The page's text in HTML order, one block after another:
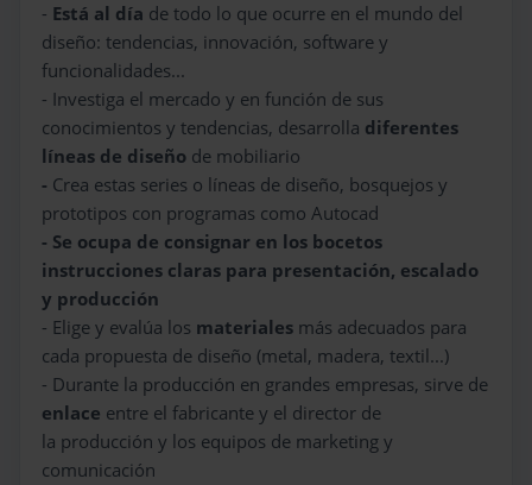
- Está al día de todo lo que ocurre en el mundo del
diseño: tendencias, innovación, software y
funcionalidades...
- Investiga el mercado y en función de sus
conocimientos y tendencias, desarrolla diferentes
líneas de diseño de mobiliario
- Crea estas series o líneas de diseño, bosquejos y
prototipos con programas como Autocad
- Se ocupa de consignar en los bocetos
instrucciones claras para presentación, escalado
y producción
- Elige y evalúa los materiales más adecuados para
cada propuesta de diseño (metal, madera, textil...)
- Durante la producción en grandes empresas, sirve de
enlace entre el fabricante y el director de
la producción y los equipos de marketing y
comunicación